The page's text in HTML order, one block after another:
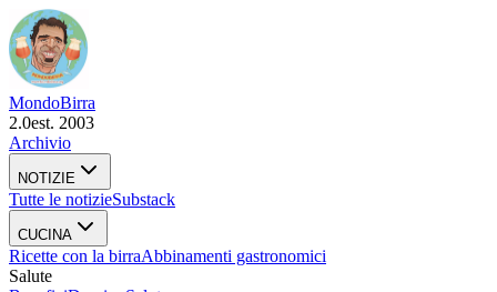
MondoBirra
2.0est. 2003
Archivio
NOTIZIE
Tutte le notizieSubstack
CUCINA
Ricette con la birraAbbinamenti gastronomici
Salute